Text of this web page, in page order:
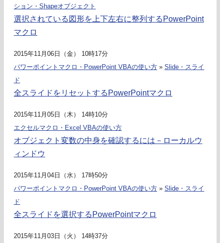
ション・Shapeオブジェクト
選択されている図形を上下左右に整列するPowerPoint
マクロ
2015年11月06日（金） 10時17分
パワーポイントマクロ・PowerPoint VBAの使い方 » Slide・スライ
ド
全スライドをリセットするPowerPointマクロ
2015年11月05日（木） 14時10分
エクセルマクロ・Excel VBAの使い方
オブジェクト変数の中身を確認するには－ローカルウ
ィンドウ
2015年11月04日（水） 17時50分
パワーポイントマクロ・PowerPoint VBAの使い方 » Slide・スライ
ド
全スライドを選択するPowerPointマクロ
2015年11月03日（火） 14時37分